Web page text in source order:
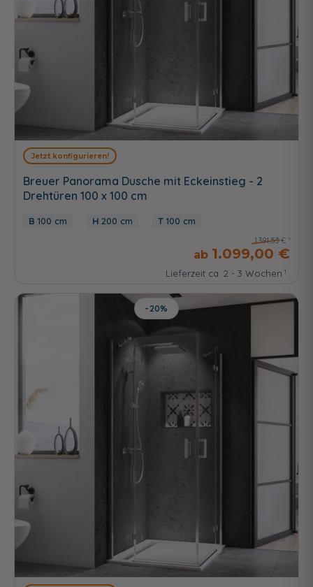
Jetzt konfigurieren!
Breuer Panorama Dusche mit Eckeinstieg - 2
Drehtüren 100 x 100 cm
100 cm 200 cm 100 cm
1.391,53 €
1.099,00 €
Lieferzeit ca. 2 - 3 Wochen
-20%